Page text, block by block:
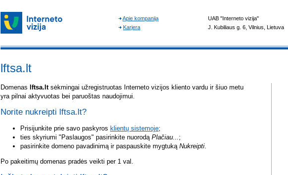
lftsa.lt
Domenas lftsa.ltsėkmingai užregistruotas Interneto vizijos kliento vardu ir šiuo metu
yra pilnai aktyvuotas bei paruoštas naudojimui.
Norite nukreipti lftsa.lt?
Prisijunkite prie savo paskyros klientų sistemoje;
ties skyriumi "Paslaugos" pasirinkite nuorodą Plačiau... ;
pasirinkite domeno pavadinimą ir paspauskite mygtuką Nukreipti.
Po pakeitimų domenas pradės veikti per 1 val.